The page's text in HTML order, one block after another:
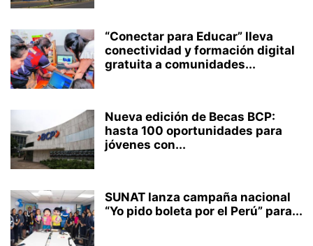
“Conectar para Educar” lleva
conectividad y formación digital
gratuita a comunidades...
Nueva edición de Becas BCP:
hasta 100 oportunidades para
jóvenes con...
SUNAT lanza campaña nacional
“Yo pido boleta por el Perú” para...